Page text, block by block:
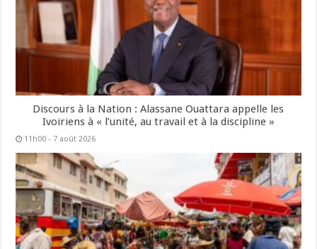
Discours à la Nation : Alassane Ouattara appelle les
Ivoiriens à « l’unité, au travail et à la discipline »
11h00 - 7 août 2026